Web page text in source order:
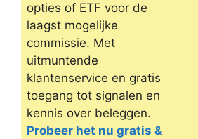
opties of ETF voor de
laagst mogelijke
commissie. Met
uitmuntende
klantenservice en gratis
toegang tot signalen en
kennis over beleggen.
Probeer het nu gratis &